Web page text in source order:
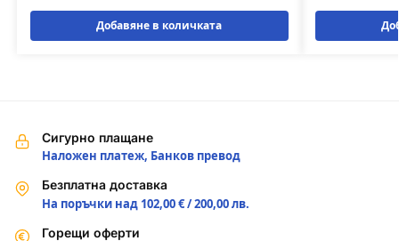
Добавяне в количката
Сигурно плащане
Наложен платеж, Банков превод
Безплатна доставка
На поръчки над 102,00 € / 200,00 лв.
Горещи оферти